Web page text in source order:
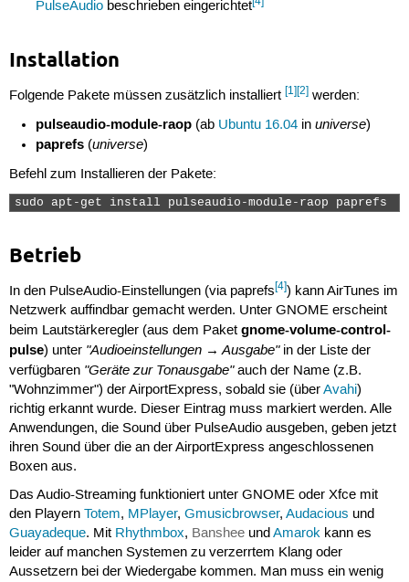
PulseAudio beschrieben eingerichtet
Installation
Folgende Pakete müssen zusätzlich installiert [1][2]werden:
pulseaudio-module-raop (ab Ubuntu 16.04 inuniverse)
paprefs (universe)
Befehl zum Installieren der Pakete:
sudo apt-get install pulseaudio-module-raop paprefs
Betrieb
In den PulseAudio-Einstellungen (via paprefs[4]) kann AirTunes im
Netzwerk auffindbar gemacht werden. Unter GNOME erscheint
beim Lautstärkeregler (aus dem Paket gnome-volume-control-
pulse) unter "Audioeinstellungen → Ausgabe"in der Liste der
verfügbaren "Geräte zur Tonausgabe"auch der Name (z.B.
"Wohnzimmer") der AirportExpress, sobald sie (überAvahi)
richtig erkannt wurde. Dieser Eintrag muss markiert werden. Alle
Anwendungen, die Sound über PulseAudio ausgeben, geben jetzt
ihren Sound über die an der AirportExpress angeschlossenen
Boxen aus.
Das Audio-Streaming funktioniert unter GNOME oder Xfce mit
den Playern Totem, MPlayer, Gmusicbrowser, Audacious und
Guayadeque. Mit Rhythmbox, BansheeundAmarokkann es
leider auf manchen Systemen zu verzerrtem Klang oder
Aussetzern bei der Wiedergabe kommen. Man muss ein wenig